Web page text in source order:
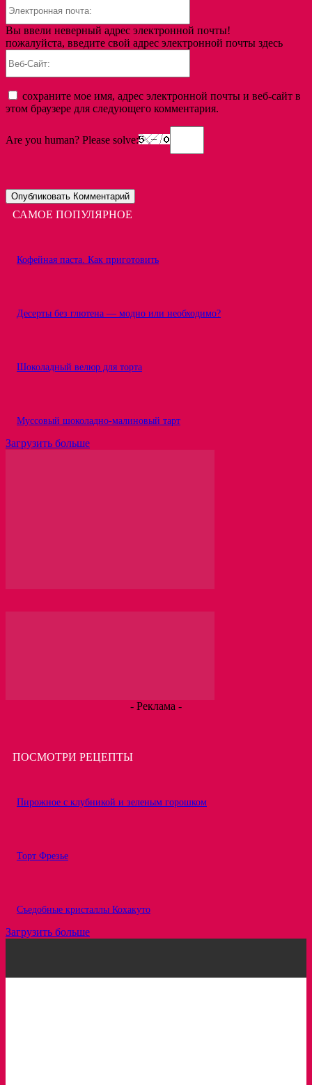
Вы ввели неверный адрес электронной почты!
пожалуйста, введите свой адрес электронной почты здесь
сохраните мое имя, адрес электронной почты и веб-сайт в
этом браузере для следующего комментария.
Are you human? Please solve:
САМОЕ ПОПУЛЯРНОЕ
Кофейная паста. Как приготовить
Десерты без глютена — модно или необходимо?
Шоколадный велюр для торта
Муссовый шоколадно-малиновый тарт
Загрузить больше
- Реклама -
ПОСМОТРИ РЕЦЕПТЫ
Пирожное с клубникой и зеленым горошком
Торт Фрезье
Съедобные кристаллы Кохакуто
Загрузить больше